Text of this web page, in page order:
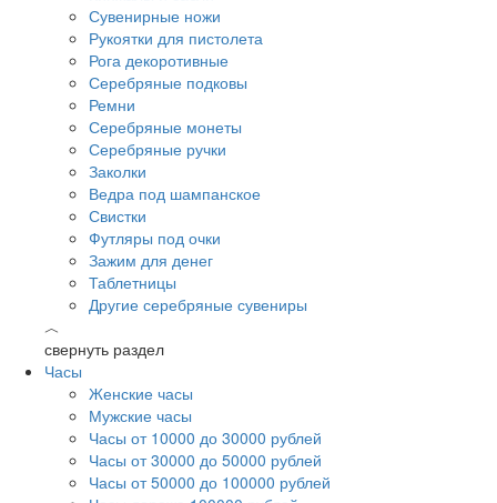
Сувенирные ножи
Рукоятки для пистолета
Рога декоротивные
Серебряные подковы
Ремни
Серебряные монеты
Серебряные ручки
Заколки
Ведра под шампанское
Свистки
Футляры под очки
Зажим для денег
Таблетницы
Другие серебряные сувениры
︿
свернуть раздел
Часы
Женские часы
Мужские часы
Часы от 10000 до 30000 рублей
Часы от 30000 до 50000 рублей
Часы от 50000 до 100000 рублей